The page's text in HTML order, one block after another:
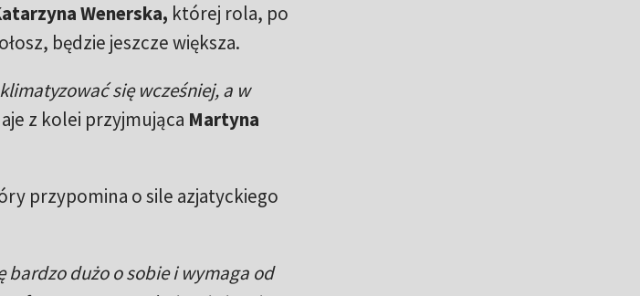
Wenerska, której rola, po
będzie jeszcze większa.
się wcześniej, a w
z kolei przyjmująca Martyna
przypomina o sile azjatyckiego
bardzo dużo o sobie i wymaga od